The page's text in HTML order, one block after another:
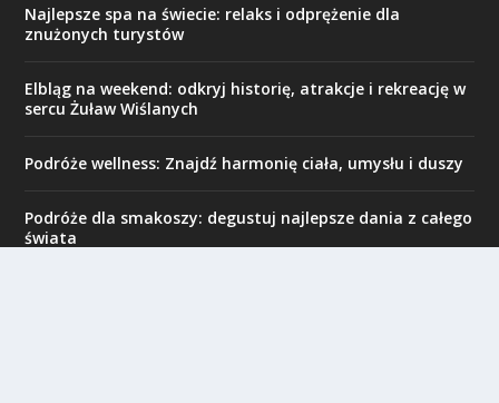
Najlepsze spa na świecie: relaks i odprężenie dla
znużonych turystów
Elbląg na weekend: odkryj historię, atrakcje i rekreację w
sercu Żuław Wiślanych
Podróże wellness: Znajdź harmonię ciała, umysłu i duszy
Podróże dla smakoszy: degustuj najlepsze dania z całego
świata